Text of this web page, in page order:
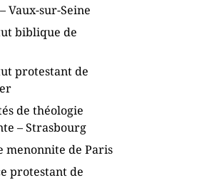
Vaux-sur-Seine
biblique de
protestant de
de théologie
– Strasbourg
menonnite de Paris
protestant de